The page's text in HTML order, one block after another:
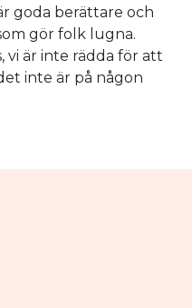
goda berättare och
gör folk lugna.
vi är inte rädda för att
inte är på någon